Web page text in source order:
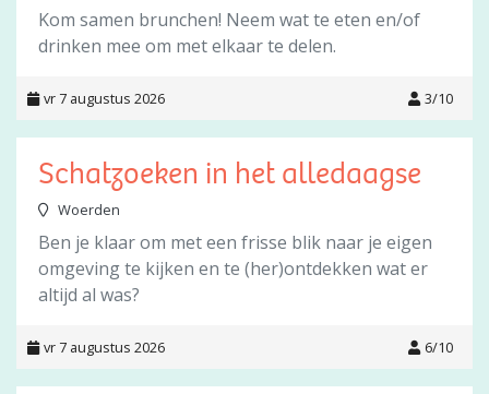
Kom samen brunchen! Neem wat te eten en/of
drinken mee om met elkaar te delen.
vr 7 augustus 2026 3/10
Schatzoeken in het alledaagse
Woerden
Ben je klaar om met een frisse blik naar je eigen
omgeving te kijken en te (her)ontdekken wat er
altijd al was?
vr 7 augustus 2026 6/10